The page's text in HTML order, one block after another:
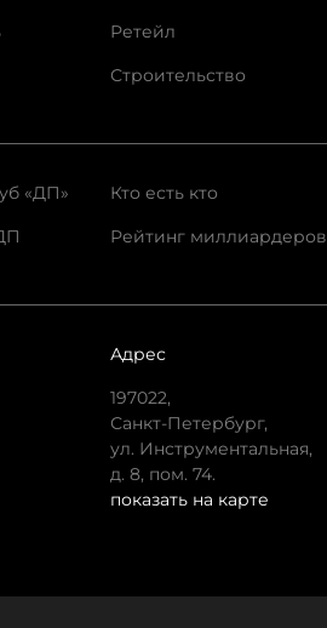
Ретейл
Строительство
«ДП»
Кто есть кто
Рейтинг миллиардеров
Адрес
197022,
Санкт-Петербург,
ул. Инструментальная,
д. 8, пом. 74.
показать на карте